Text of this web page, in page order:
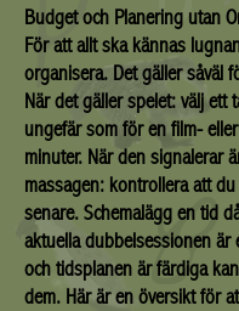
Budget och Planering utan
För att allt ska kännas
organisera. Det gäller såväl
När det gäller spelet: välj ett
ungefär som för en film-
minuter. När den signalerar
massagen: kontrollera att
senare. Schemalägg en tid
aktuella dubbelsessionen är
och tidsplanen är färdiga
dem. Här är en översikt för